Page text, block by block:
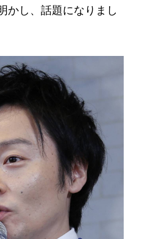
かし、話題になりまし